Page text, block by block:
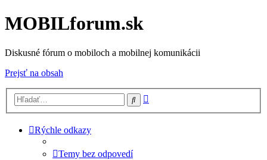
MOBILforum.sk
Diskusné fórum o mobiloch a mobilnej komunikácii
Prejsť na obsah
Hľadať
Rýchle odkazy
Temy bez odpovedí